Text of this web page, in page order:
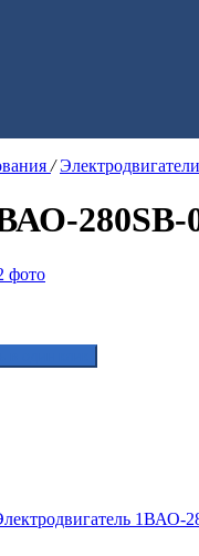
/ Электродвигатели
280SВ-
1ВАО-